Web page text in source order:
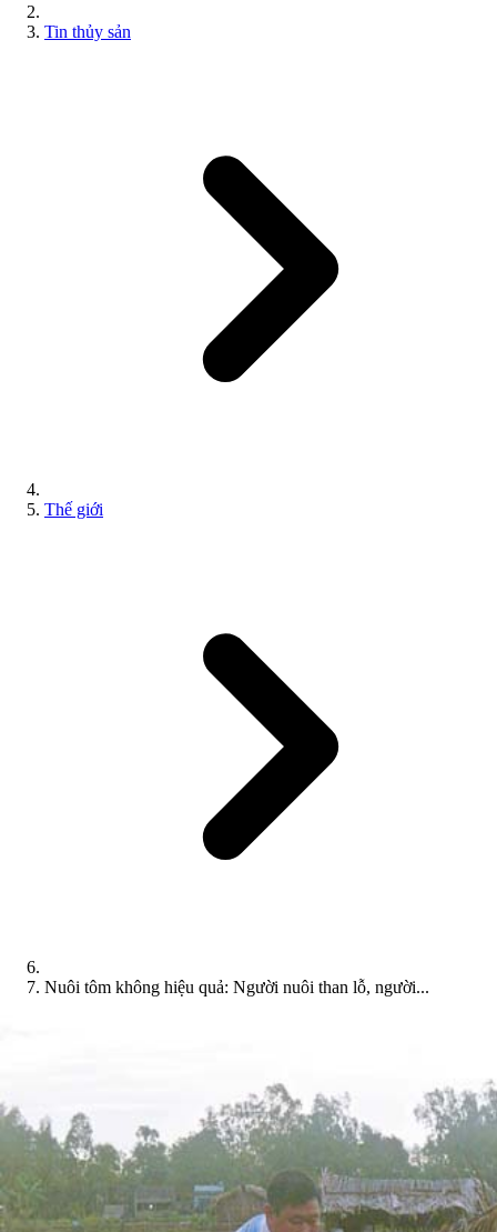
Tin thủy sản
Thế giới
Nuôi tôm không hiệu quả: Người nuôi than lỗ, người...